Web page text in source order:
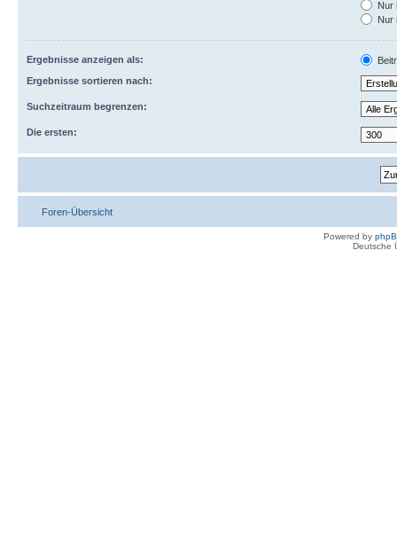
Nur
Nur
Ergebnisse anzeigen als:
Ergebnisse sortieren nach:
Suchzeitraum begrenzen:
Die ersten:
Foren-Übersicht
Powered by
Deutsche